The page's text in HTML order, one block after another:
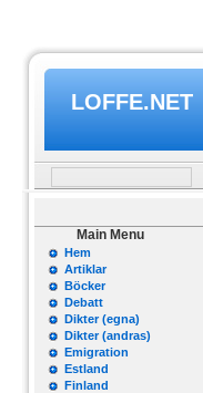
LOFFE.NET
Main Menu
Hem
Artiklar
Böcker
Debatt
Dikter (egna)
Dikter (andras)
Emigration
Estland
Finland